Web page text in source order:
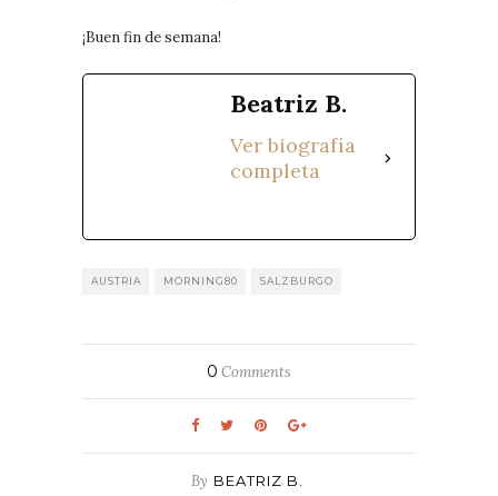
¡Buen fin de semana!
Beatriz B.
Ver biografía
completa
AUSTRIA MORNING80 SALZBURGO
0 Comments
By BEATRIZ B.